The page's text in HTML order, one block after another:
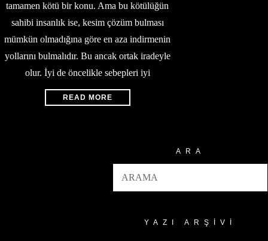
tamamen kötü bir konu. Ama bu kötülüğün
sahibi insanlık ise, kesim çözüm bulması
mümkün olmadığına göre en aza indirmenin
yollarını bulmalıdır. Bu ancak ortak iradeyle
olur. İyi de öncelikle sebepleri iyi
READ MORE
ARA
YAZI ARŞIVI